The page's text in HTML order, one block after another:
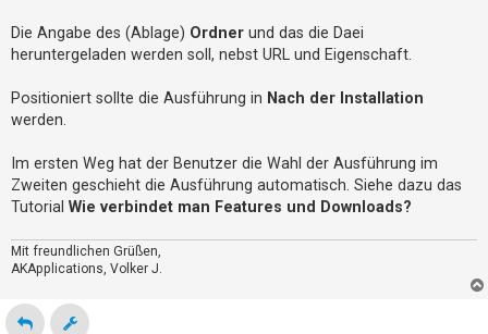
Die Angabe des (Ablage) Ordner und das die Daei
heruntergeladen werden soll, nebst URL und Eigenschaft.
Positioniert sollte die Ausführung in Nach der Installation
werden.
Im ersten Weg hat der Benutzer die Wahl der Ausführung im
Zweiten geschieht die Ausführung automatisch. Siehe dazu das
Tutorial Wie verbindet man Features und Downloads?
Mit freundlichen Grüßen,
AKApplications, Volker J.